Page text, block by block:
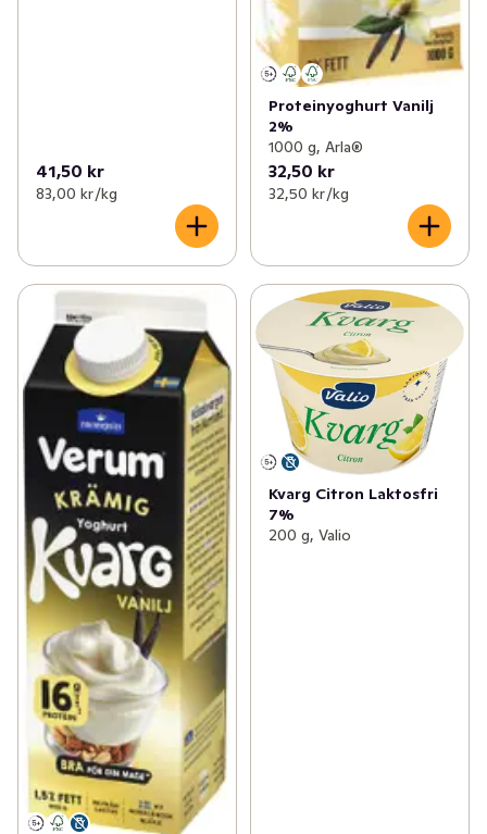
41,50 kr
83,00 kr /kg
Proteinyoghurt Vanilj
2%
1000 g, Arla®
32,50 kr
32,50 kr /kg
Kvarg Citron Laktosfri
7%
200 g, Valio